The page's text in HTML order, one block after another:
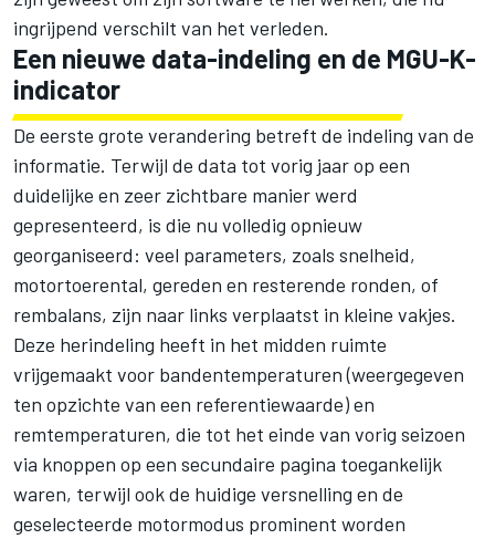
ingrijpend verschilt van het verleden.
Een nieuwe data-indeling en de MGU-K-
indicator
De eerste grote verandering betreft de indeling van de
informatie. Terwijl de data tot vorig jaar op een
duidelijke en zeer zichtbare manier werd
gepresenteerd, is die nu volledig opnieuw
georganiseerd: veel parameters, zoals snelheid,
motortoerental, gereden en resterende ronden, of
rembalans, zijn naar links verplaatst in kleine vakjes.
Deze herindeling heeft in het midden ruimte
vrijgemaakt voor bandentemperaturen (weergegeven
ten opzichte van een referentiewaarde) en
remtemperaturen, die tot het einde van vorig seizoen
via knoppen op een secundaire pagina toegankelijk
waren, terwijl ook de huidige versnelling en de
geselecteerde motormodus prominent worden